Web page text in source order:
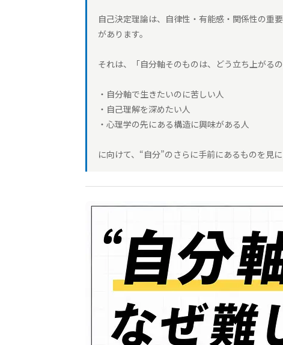
自己決定理論は、自律性・有能感・関係性の重
があります。
それは、「自分軸そのものは、どう立ち上がるの
・自分軸で生きたいのに苦しい人
・自己理解を深めたい人
・心理学の先にある構造に興味がある人
に向けて、“自分”のさらに手前にあるものを見に